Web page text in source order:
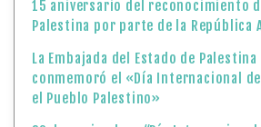
15 aniversario del reconocimiento
Palestina por parte de la República
La Embajada del Estado de
conmemoró el «Día Internacional
el Pueblo Palestino»